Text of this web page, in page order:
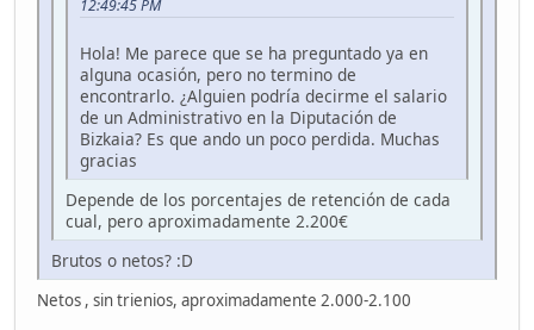
12:49:45 PM
Hola! Me parece que se ha preguntado ya en
alguna ocasión, pero no termino de
encontrarlo. ¿Alguien podría decirme el salario
de un Administrativo en la Diputación de
Bizkaia? Es que ando un poco perdida. Muchas
gracias
Depende de los porcentajes de retención de cada
cual, pero aproximadamente 2.200€
Brutos o netos? :D
Netos , sin trienios, aproximadamente 2.000-2.100